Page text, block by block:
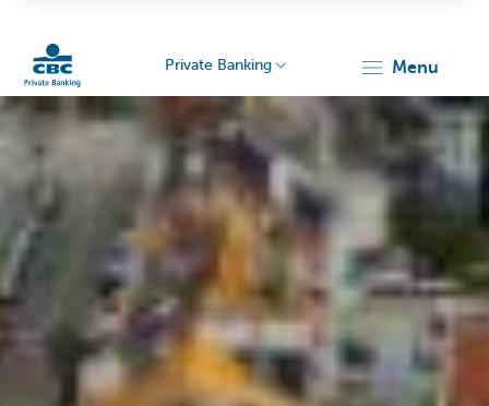
Particulieren
Private Banking menu